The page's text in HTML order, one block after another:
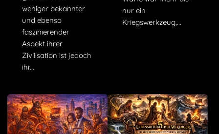
weniger bekannter
und ebenso
faszinierender
Aspekt ihrer
Zivilisation ist jedoch
ihr...
nur ein
Kriegswerkzeug,...